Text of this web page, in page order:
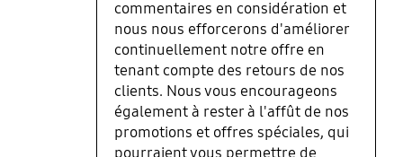
commentaires en considération et
nous nous efforcerons d'améliorer
continuellement notre offre en
tenant compte des retours de nos
clients. Nous vous encourageons
également à rester à l'affût de nos
promotions et offres spéciales, qui
pourraient vous permettre de